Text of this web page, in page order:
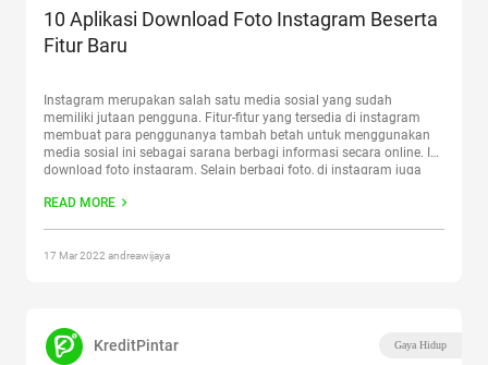
10 Aplikasi Download Foto Instagram Beserta
Fitur Baru
Instagram merupakan salah satu media sosial yang sudah
memiliki jutaan pengguna. Fitur-fitur yang tersedia di instagram
membuat para penggunanya tambah betah untuk menggunakan
media sosial ini sebagai sarana berbagi informasi secara online. Ini
download foto instagram. Selain berbagi foto, di instagram juga
tersedia aplikasi yang memungkinkan pengguna
READ MORE
17 Mar 2022 andreawijaya
KreditPintar Gaya Hidup